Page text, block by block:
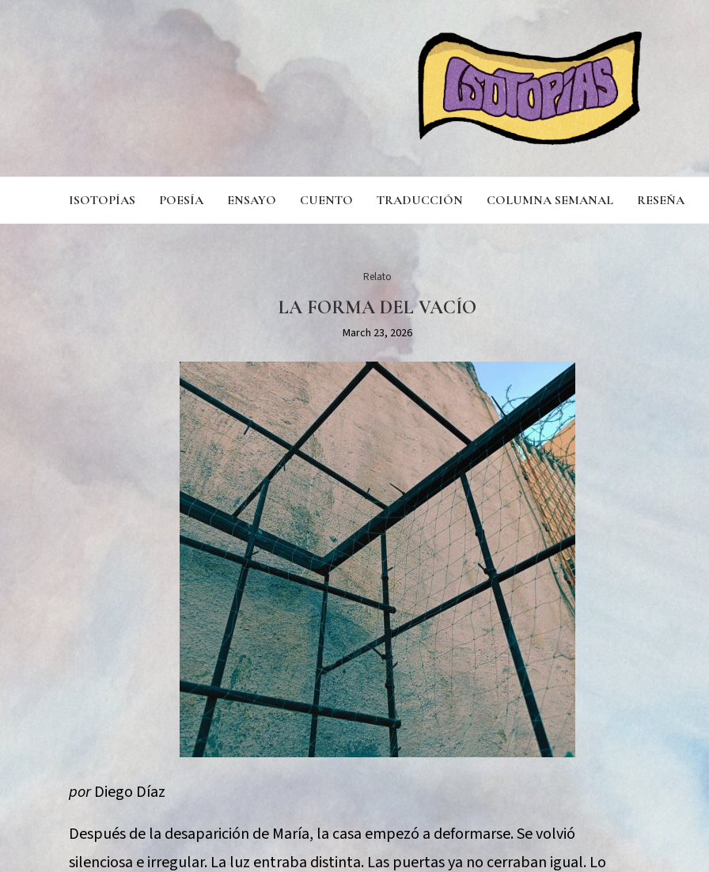
ISOTOPÍAS POESÍA ENSAYO CUENTO TRADUCCIÓN COLUMNA SEMANAL RESEÑA
Relato
LA FORMA DEL VACÍO
March 23, 2026
porDiego Díaz
Después de la desaparición de María, la casa empezó a deformarse. Se volvió
silenciosa e irregular. La luz entraba distinta. Las puertas ya no cerraban igual. Lo